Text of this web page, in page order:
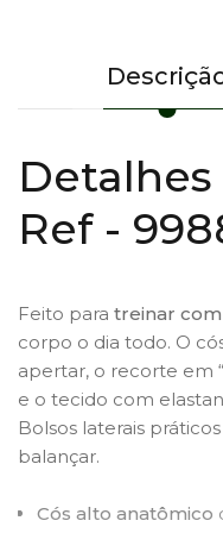
Ref -
Feito para treinar
corpo o dia todo. O
apertar, o recorte em
e o tecido com
Bolsos laterais
balançar.
Cós alto anatômico